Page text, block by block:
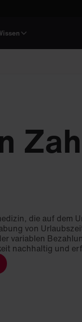
die auf dem
von
variablen
nachhaltig und